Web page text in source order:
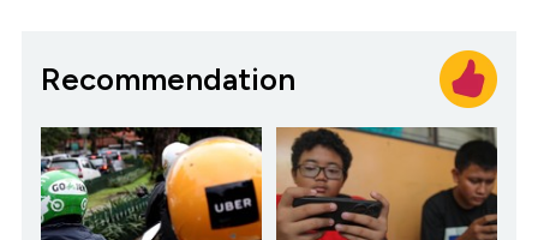
Recommendation